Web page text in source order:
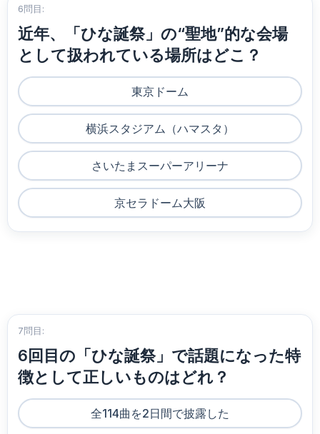
6問目:
近年、「ひな誕祭」の“聖地”的な会場
として扱われている場所はどこ？
東京ドーム
横浜スタジアム（ハマスタ）
さいたまスーパーアリーナ
京セラドーム大阪
7問目:
6回目の「ひな誕祭」で話題になった特
徴として正しいものはどれ？
全114曲を2日間で披露した